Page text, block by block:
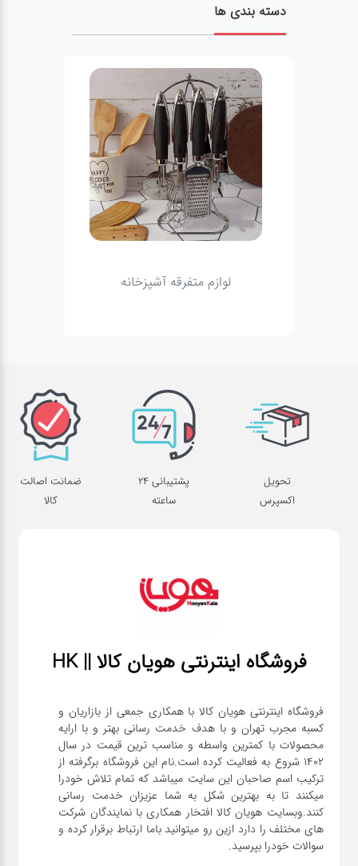
دسته بندی ها
لوازم متفرقه آشپزخانه
تحویل
اکسپرس
پشتیبانی 24
ساعته
ضمانت اصالت
کالا
فروشگاه اینترنتی هویان کالا || HK
فروشگاه اینترنتی هویان کالا با همکاری جمعی از بازاریان و
کسبه مجرب تهران و با هدف خدمت رسانی بهتر و با ارایه
محصولات با کمترین واسطه و مناسب ترین قیمت در سال
1402 شروع به فعالیت کرده است.نام این فروشگاه برگرفته از
ترکیب اسم صاحبان این سایت میباشد که تمام تلاش خودرا
میکنند تا به بهترین شکل به شما عزیزان خدمت رسانی
کنند.وبسایت هویان کالا افتخار همکاری با نمایندگان شرکت
های مختلف را دارد ازین رو میتوانید باما ارتباط برقرار کرده و
سوالات خودرا بپرسید.